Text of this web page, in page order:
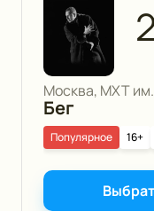
Москва, МХТ
Бег
16+
Популярное